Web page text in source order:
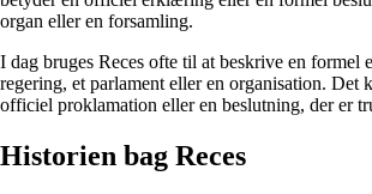
organ eller en forsamling.
I dag bruges Reces ofte til at beskrive en formel
regering, et parlament eller en organisation. Det
officiel proklamation eller en beslutning, der er
Historien bag Reces